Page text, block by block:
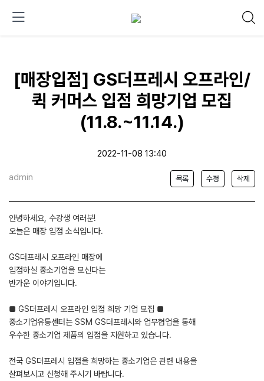
[매장입점] GS더프레시 오프라인/
퀵 커머스 입점 희망기업 모집
(11.8.~11.14.)
2022-11-08 13:40
admin 목록 수정 삭제
안녕하세요, 수강생 여러분!
오늘은 매장 입점 소식입니다.
GS더프레시 오프라인 매장에
입점하실 중소기업을 모신다는
반가운 이야기입니다.
■ GS더프레시 오프라인 입점 희망 기업 모집 ■
중소기업유통센터는 SSM GS더프레시와 업무협업을 통해
우수한 중소기업 제품의 입점을 지원하고 있습니다.
전국 GS더프레시 입점을 희망하는 중소기업은 관련 내용을
살펴보시고 신청해 주시기 바랍니다.